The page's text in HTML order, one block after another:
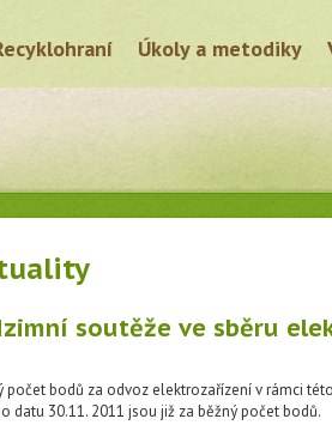
Úkoly a metodiky
soutěže ve sběru
bodů za odvoz elektrozařízení v rámci
datu 30.11. 2011 jsou již za běžný počet bodů.